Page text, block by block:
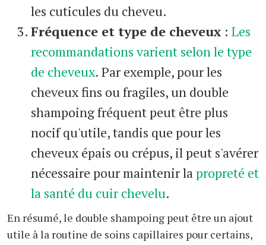
les cuticules du cheveu.
Fréquence et type de cheveux : Les
recommandations varient selon le type
de cheveux. Par exemple, pour les
cheveux fins ou fragiles, un double
shampoing fréquent peut être plus
nocif qu'utile, tandis que pour les
cheveux épais ou crépus, il peut s'avérer
nécessaire pour maintenir lapropreté et
la santé du cuir chevelu.
En résumé, le double shampoing peut être un ajout
utile à la routine de soins capillaires pour certains,